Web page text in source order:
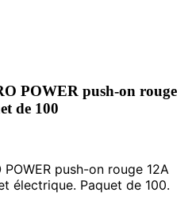
POWER push-on rouge
de 100
push-on rouge 12A
électrique. Paquet de 100.